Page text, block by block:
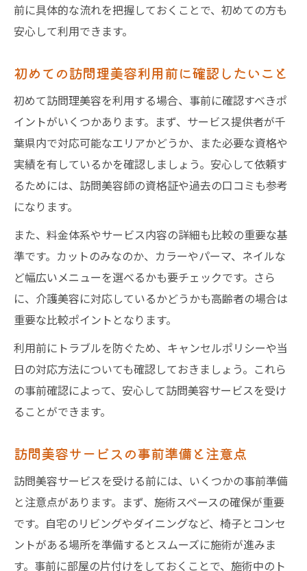
前に具体的な流れを把握しておくことで、初めての方も
安心して利用できます。
初めての訪問理美容利用前に確認したいこと
初めて訪問理美容を利用する場合、事前に確認すべきポ
イントがいくつかあります。まず、サービス提供者が千
葉県内で対応可能なエリアかどうか、また必要な資格や
実績を有しているかを確認しましょう。安心して依頼す
るためには、訪問美容師の資格証や過去の口コミも参考
になります。
また、料金体系やサービス内容の詳細も比較の重要な基
準です。カットのみなのか、カラーやパーマ、ネイルな
ど幅広いメニューを選べるかも要チェックです。さら
に、介護美容に対応しているかどうかも高齢者の場合は
重要な比較ポイントとなります。
利用前にトラブルを防ぐため、キャンセルポリシーや当
日の対応方法についても確認しておきましょう。これら
の事前確認によって、安心して訪問美容サービスを受け
ることができます。
訪問美容サービスの事前準備と注意点
訪問美容サービスを受ける前には、いくつかの事前準備
と注意点があります。まず、施術スペースの確保が重要
です。自宅のリビングやダイニングなど、椅子とコンセ
ントがある場所を準備するとスムーズに施術が進みま
す。事前に部屋の片付けをしておくことで、施術中のト